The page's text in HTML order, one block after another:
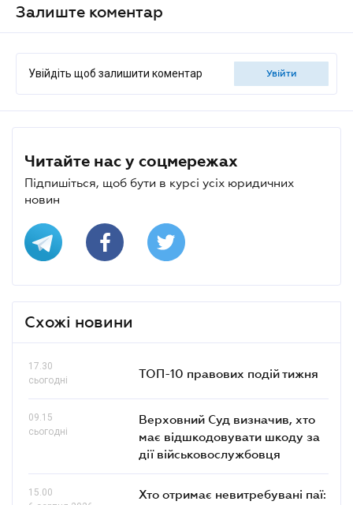
Залиште коментар
Увійдіть щоб залишити коментар увійти
Читайте нас у соцмережах
Підпишіться, щоб бути в курсі усіх юридичних
новин
Схожі новини
17.30
сьогодні
ТОП-10 правових подій тижня
09.15
сьогодні
Верховний Суд визначив, хто
має відшкодовувати шкоду за
дії військовослужбовця
15.00
Хто отримає невитребувані паї: